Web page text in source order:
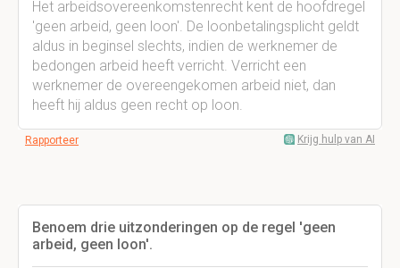
Het arbeidsovereenkomstenrecht kent de hoofdregel
'geen arbeid, geen loon'. De loonbetalingsplicht geldt
aldus in beginsel slechts, indien de werknemer de
bedongen arbeid heeft verricht. Verricht een
werknemer de overeengekomen arbeid niet, dan
heeft hij aldus geen recht op loon.
Rapporteer Krijg hulp van AI
Benoem drie uitzonderingen op de regel 'geen
arbeid, geen loon'.